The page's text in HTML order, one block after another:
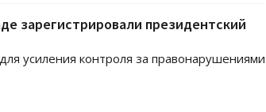
зарегистрировали президентский
усиления контроля за правонарушениями